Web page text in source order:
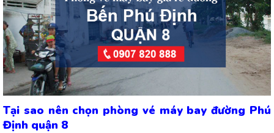
Tại sao nên chọn phòng vé máy bay đường Phú
Định quận 8